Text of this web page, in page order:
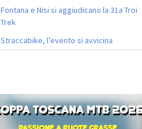
Fontana e Nisi si aggiudicano la 31a Troi
Trek
Straccabike, l’evento si avvicina